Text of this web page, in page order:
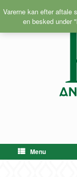
Varerne kan efter aftale
en besked under
til
Menu